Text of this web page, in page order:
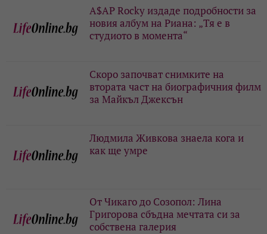
A$AP Rocky издаде подробности за
новия албум на Риана: „Тя е в
студиото в момента“
Скоро започват снимките на
втората част на биографичния филм
за Майкъл Джексън
Людмила Живкова знаела кога и
как ще умре
От Чикаго до Созопол: Лина
Григорова сбъдна мечтата си за
собствена галерия